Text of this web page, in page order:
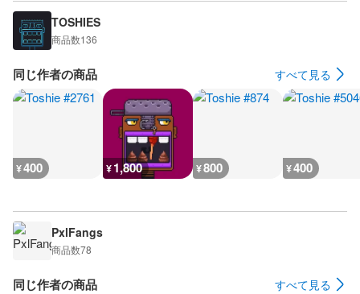
TOSHIES
商品数136
同じ作者の商品 すべて見る
¥400 ¥1,800 ¥800 ¥400
PxlFangs
商品数78
同じ作者の商品 すべて見る